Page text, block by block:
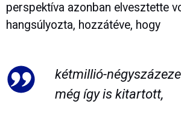
perspektíva azonban elvesztette
hangsúlyozta, hozzátéve, hogy
kétmillió-
még így is kitartott,